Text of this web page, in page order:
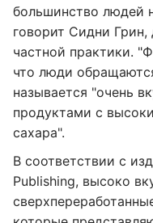
большинство людей
говорит Сидни Грин,
частной практики.
что люди
называется "очень
продуктами с
сахара".
В соответствии с
Publishing, высоко